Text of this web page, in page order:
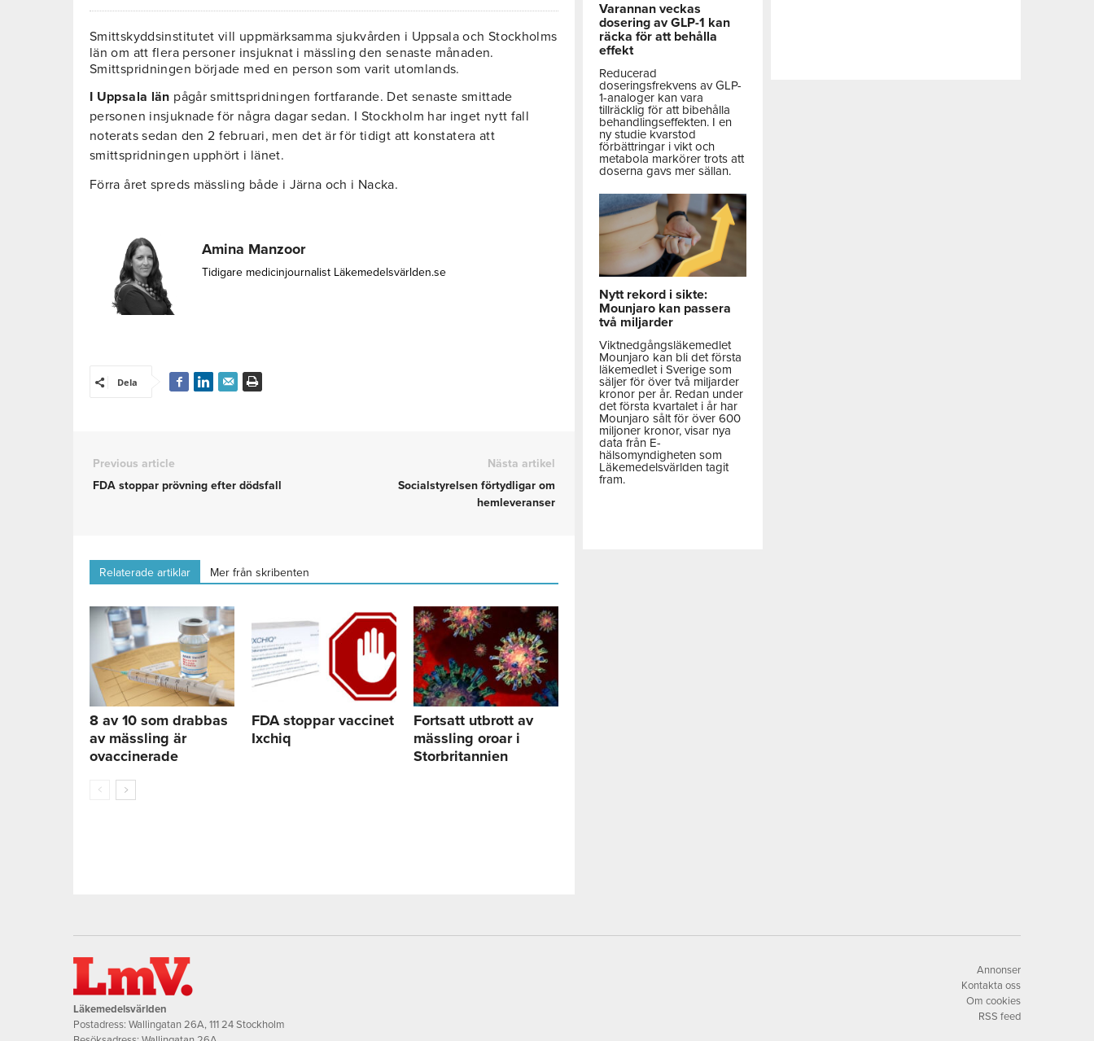
Smittskyddsinstitutet vill uppmärksamma sjukvården i Uppsala och Stockholms
län om att flera personer insjuknat i mässling den senaste månaden.
Smittspridningen började med en person som varit utomlands.
I Uppsala län pågår smittspridningen fortfarande. Det senaste smittade
personen insjuknade för några dagar sedan. I Stockholm har inget nytt fall
noterats sedan den 2 februari, men det är för tidigt att konstatera att
smittspridningen upphört i länet.
Förra året spreds mässling både i Järna och i Nacka.
Amina Manzoor
Tidigare medicinjournalist Läkemedelsvärlden.se
Dela
Previous article
FDA stoppar prövning efter dödsfall
Nästa artikel
Socialstyrelsen förtydligar om
hemleveranser
Relaterade artiklar Mer från skribenten
8 av 10 som drabbas
av mässling är
ovaccinerade
FDA stoppar vaccinet
Ixchiq
Fortsatt utbrott av
mässling oroar i
Storbritannien
Varannan veckas
dosering av GLP-1 kan
räcka för att behålla
effekt
Reducerad
doseringsfrekvens av GLP-
1-analoger kan vara
tillräcklig för att bibehålla
behandlingseffekten. I en
ny studie kvarstod
förbättringar i vikt och
metabola markörer trots att
doserna gavs mer sällan.
Nytt rekord i sikte:
Mounjaro kan passera
två miljarder
Viktnedgångsläkemedlet
Mounjaro kan bli det första
läkemedlet i Sverige som
säljer för över två miljarder
kronor per år. Redan under
det första kvartalet i år har
Mounjaro sålt för över 600
miljoner kronor, visar nya
data från E-
hälsomyndigheten som
Läkemedelsvärlden tagit
fram.
Läkemedelsvärlden
Postadress: Wallingatan 26A, 111 24 Stockholm
Annonser
Kontakta oss
Om cookies
RSS feed